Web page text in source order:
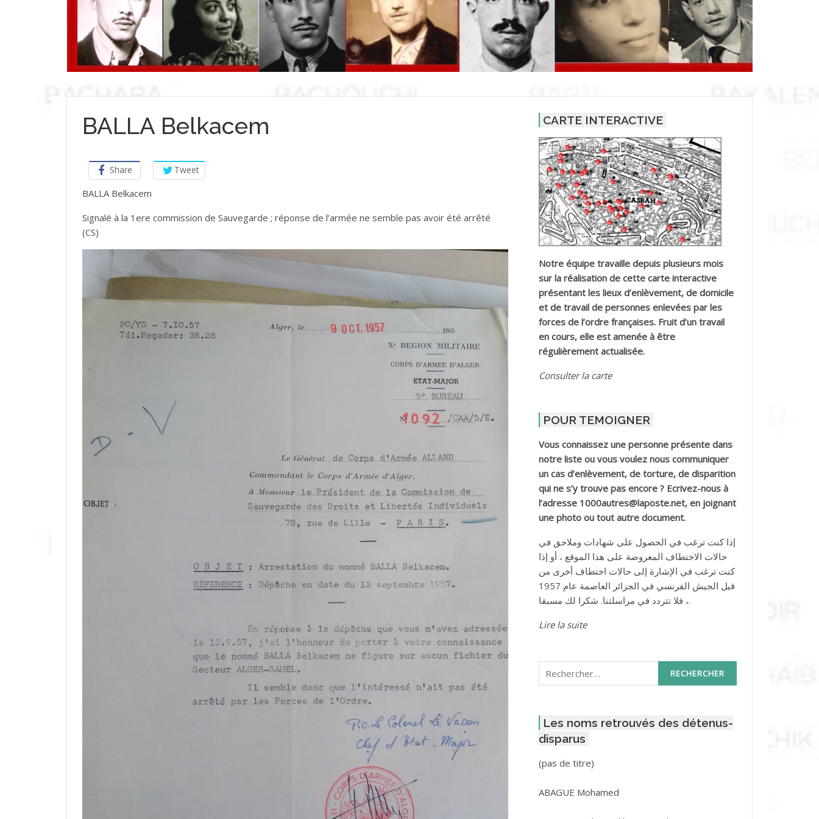
BALLA Belkacem
Share Tweet
BALLA Belkacem
Signalé à la 1ere commission de Sauvegarde ; réponse de l’armée ne semble pas avoir été arrêté
(CS)
CARTE INTERACTIVE
Notre équipe travaille depuis plusieurs mois
sur la réalisation de cette carte interactive
présentant les lieux d’enlèvement, de domicile
et de travail de personnes enlevées par les
forces de l’ordre françaises. Fruit d’un travail
en cours, elle est amenée à être
régulièrement actualisée.
Consulter la carte
POUR TEMOIGNER
Vous connaissez une personne présente dans
notre liste ou vous voulez nous communiquer
un cas d’enlèvement, de torture, de disparition
qui ne s’y trouve pas encore ? Ecrivez-nous à
l’adresse 1000autres@laposte.net, en joignant
une photo ou tout autre document.
إذا كنت ترغب في الحصول على شهادات وملاحق في
حالات الاختطاف المعروضة على هذا الموقع ، أو إذا
كنت ترغب في الإشارة إلى حالات اختطاف أخرى من
قبل الجيش الفرنسي في الجزائر العاصمة عام 1957
، فلا تتردد في مراسلتنا. شكرا لك مسبقا.
Lire la suite
Rechercher :
Les noms retrouvés des détenus-
disparus
(pas de titre)Post
3416
ABAGUE Mohamed